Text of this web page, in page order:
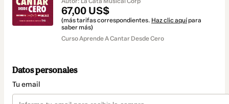
67,00 US$
(más tarifas correspondientes. Haz clic aquí para
saber más)
Curso Aprende A Cantar Desde Cero
Datos personales
Tu email